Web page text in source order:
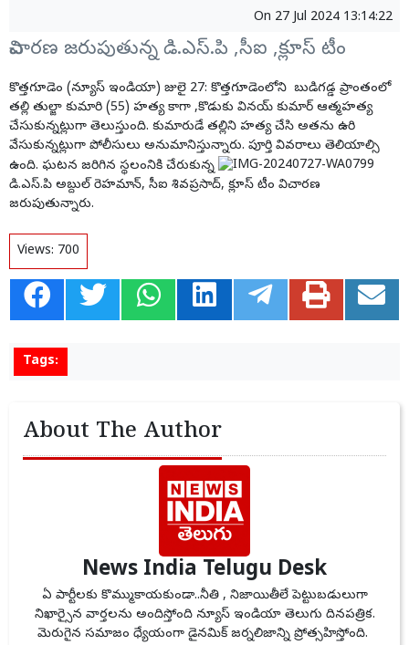
On 27 Jul 2024 13:14:22
విచారణ జరుపుతున్న డి.ఎస్.పి ,సీఐ ,క్లూస్ టీం
కొత్తగూడెం (న్యూస్ ఇండియా) జులై 27: కొత్తగూడెంలోని బుడిగడ్డ ప్రాంతంలో
తల్లి తుల్జా కుమారి (55) హత్య కాగా ,కొడుకు వినయ్ కుమార్ ఆత్మహత్య
చేసుకున్నట్లుగా తెలుస్తుంది. కుమారుడే తల్లిని హత్య చేసి అతను ఉరి
వేసుకున్నట్లుగా పోలీసులు అనుమానిస్తున్నారు. పూర్తి వివరాలు తెలియాల్సి
ఉంది. ఘటన జరిగిన స్థలంనికి చేరుకున్న
డి.ఎస్.పి అబ్దుల్ రెహమాన్, సీఐ శివప్రసాద్, క్లూస్ టీం విచారణ
జరుపుతున్నారు.
Views: 700
Tags:
About The Author
News India Telugu Desk
ఏ పార్టీలకు కొమ్ముకాయకుండా..నీతి , నిజాయితీలే పెట్టుబడులుగా
నిఖార్సైన వార్తలను అందిస్తోంది న్యూస్ ఇండియా తెలుగు దినపత్రిక.
మెరుగైన సమాజం ధ్యేయంగా డైనమిక్ జర్నలిజాన్ని ప్రోత్సహిస్తోంది.